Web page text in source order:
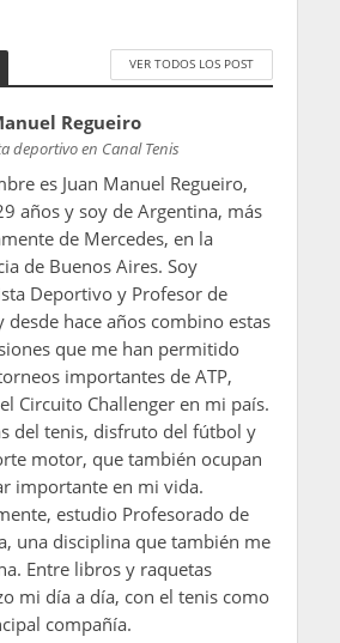
VER TODOS LOS POST
Regueiro
deportivo en Canal Tenis
es Juan Manuel Regueiro,
años y soy de Argentina, más
de Mercedes, en la
de Buenos Aires. Soy
Deportivo y Profesor de
desde hace años combino estas
que me han permitido
importantes de ATP,
Circuito Challenger en mi país.
del tenis, disfruto del fútbol y
motor, que también ocupan
importante en mi vida.
estudio Profesorado de
una disciplina que también me
Entre libros y raquetas
mi día a día, con el tenis como
compañía.